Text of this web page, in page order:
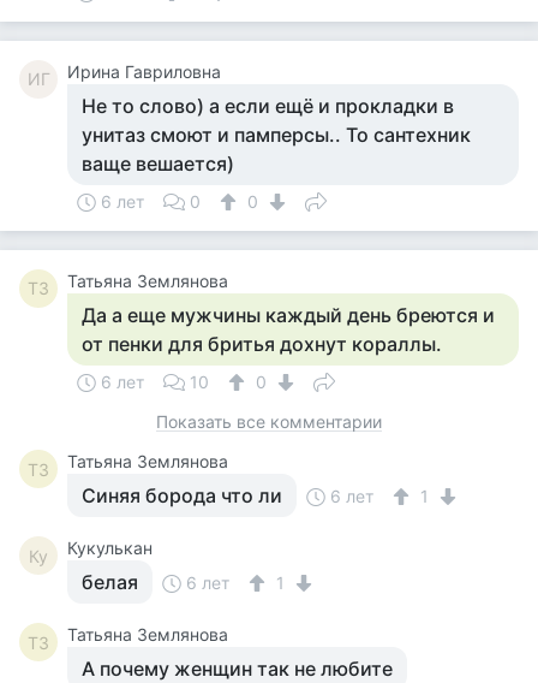
ИГ Ирина Гавриловна
Не то слово) а если ещё и прокладки в
унитаз смоют и памперсы.. То сантехник
ваще вешается)
6 лет 0 0
ТЗ Татьяна Землянова
Да а еще мужчины каждый день бреются и
от пенки для бритья дохнут кораллы.
6 лет 10
0
Показать все комментарии
ТЗ Татьяна Землянова
Синяя борода что ли 6 лет 1
Ку Кукулькан
белая 6 лет 1
ТЗ Татьяна Землянова
А почему женщин так не любите